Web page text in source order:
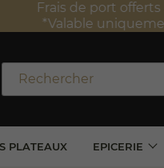
Frais de port offerts à
*Valable uniquement
PLATEAUX EPICERIE